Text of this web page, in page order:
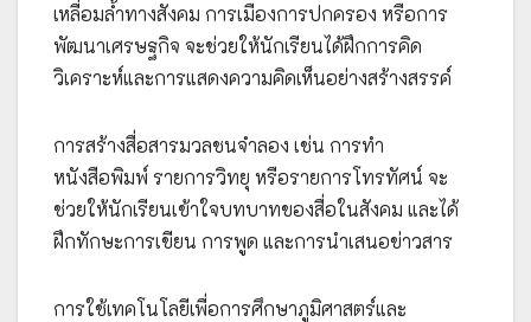
เหลื่อมล้ำทางสังคม การเมืองการปกครอง หรือการ
พัฒนาเศรษฐกิจ จะช่วยให้นักเรียนได้ฝึกการคิด
วิเคราะห์และการแสดงความคิดเห็นอย่างสร้างสรรค์
การสร้างสื่อสารมวลชนจำลอง เช่น การทำ
หนังสือพิมพ์ รายการวิทยุ หรือรายการโทรทัศน์ จะ
ช่วยให้นักเรียนเข้าใจบทบาทของสื่อในสังคม และได้
ฝึกทักษะการเขียน การพูด และการนำเสนอข่าวสาร
การใช้เทคโนโลยีเพื่อการศึกษาภูมิศาสตร์และ